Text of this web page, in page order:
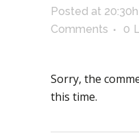
Posted at 20:30h
Comments
0
Sorry, the
this time.